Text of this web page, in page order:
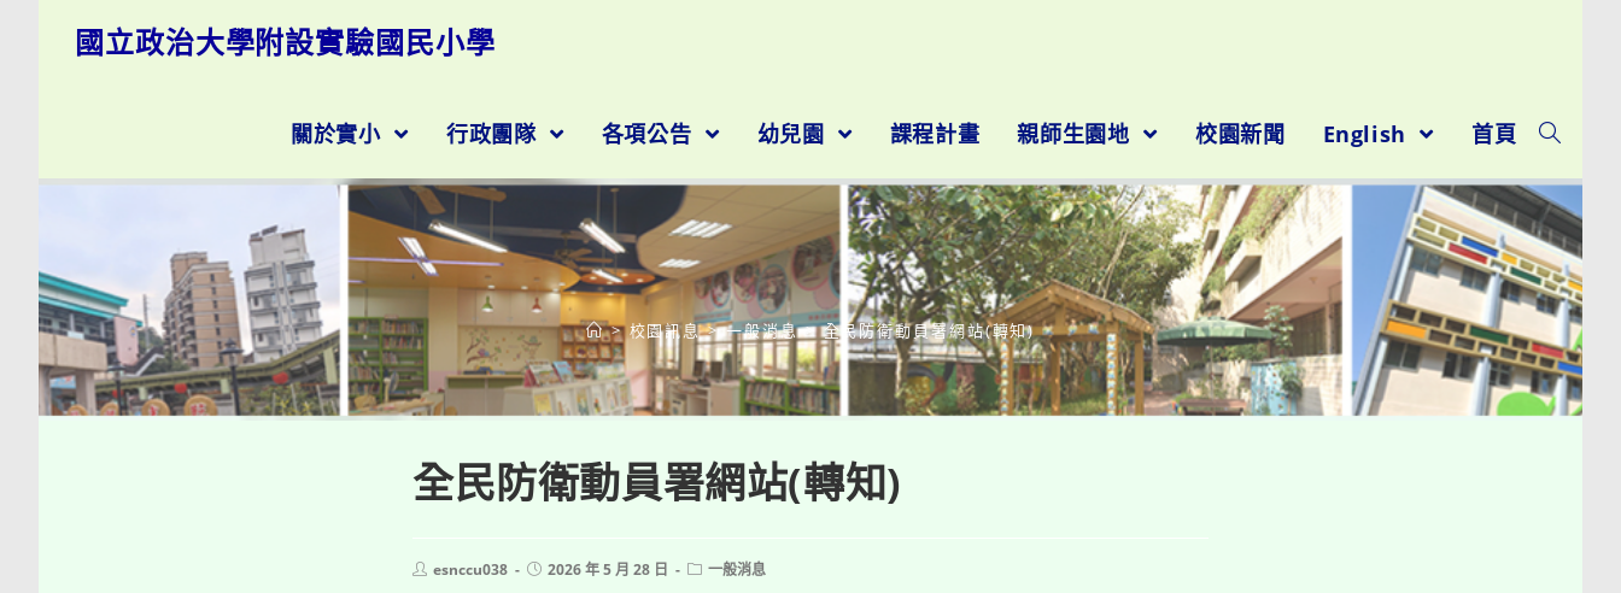
國立政治大學附設實驗國民小學
關於實小 行政團隊 各項公告 幼兒園 課程計畫 親師生園地 校園新聞 English 首頁
部落格
> 校園訊息 > 一般消息 > 全民防衛動員署網站(轉知)
全民防衛動員署網站(轉知)
Postesnccu038
Post2026 年 5 月 28 日
Post一般消息